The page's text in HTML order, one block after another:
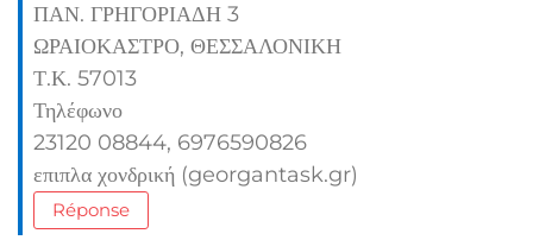
ΠΑΝ. ΓΡΗΓΟΡΙΑΔΗ 3
ΩΡΑΙΟΚΑΣΤΡΟ, ΘΕΣΣΑΛΟΝΙΚΗ
Τ.Κ. 57013
Τηλέφωνο
23120 08844, 6976590826
επιπλα χονδρική (georgantask.gr)
Réponse